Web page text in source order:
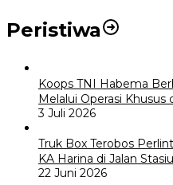
Peristiwa
Koops TNI Habema
Melalui Operasi Khusus
3 Juli 2026
Truk Box Terobos
KA Harina di Jalan
22 Juni 2026